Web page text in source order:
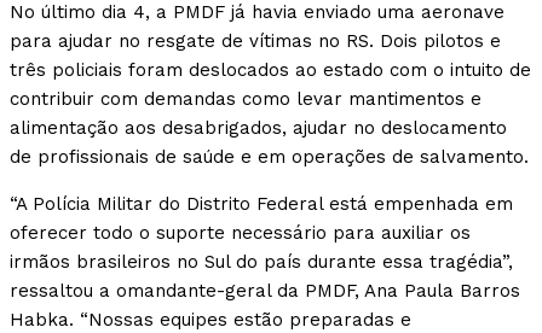
No último dia 4, a PMDF já havia enviado uma aeronave
para ajudar no resgate de vítimas no RS. Dois pilotos e
três policiais foram deslocados ao estado com o intuito de
contribuir com demandas como levar mantimentos e
alimentação aos desabrigados, ajudar no deslocamento
de profissionais de saúde e em operações de salvamento.
“A Polícia Militar do Distrito Federal está empenhada em
oferecer todo o suporte necessário para auxiliar os
irmãos brasileiros no Sul do país durante essa tragédia”,
ressaltou a omandante-geral da PMDF, Ana Paula Barros
Habka. “Nossas equipes estão preparadas e